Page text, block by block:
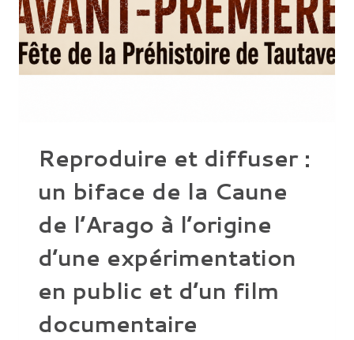
Reproduire et diffuser :
un biface de la Caune
de l’Arago à l’origine
d’une expérimentation
en public et d’un film
documentaire